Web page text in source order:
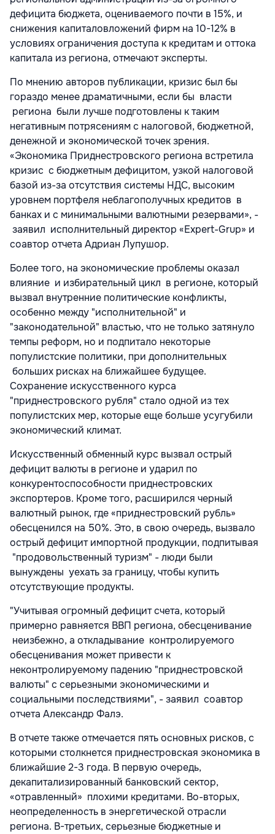
дефицита бюджета, оцениваемого почти в 15%, и
снижения капиталовложений фирм на 10-12% в
условиях ограничения доступа к кредитам и оттока
капитала из региона, отмечают эксперты.
По мнению авторов публикации, кризис был бы
гораздо менее драматичными, если бы власти
региона были лучше подготовлены к таким
негативным потрясениям с налоговой, бюджетной,
денежной и экономической точек зрения.
«Экономика Приднестровского региона встретила
кризис с бюджетным дефицитом, узкой налоговой
базой из-за отсутствия системы НДС, высоким
уровнем портфеля неблагополучных кредитов в
банках и с минимальными валютными резервами», -
заявил исполнительный директор «Expert-Grup» и
соавтор отчета Адриан Лупушор.
Более того, на экономические проблемы оказал
влияние и избирательный цикл в регионе, который
вызвал внутренние политические конфликты,
особенно между "исполнительной" и
"законодательной" властью, что не только затянуло
темпы реформ, но и подпитало некоторые
популистские политики, при дополнительных
больших рисках на ближайшее будущее.
Сохранение искусственного курса
"приднестровского рубля" стало одной из тех
популистских мер, которые еще больше усугубили
экономический климат.
Искусственный обменный курс вызвал острый
дефицит валюты в регионе и ударил по
конкурентоспособности приднестровских
экспортеров. Кроме того, расширился черный
валютный рынок, где «приднестровский рубль»
обесценился на 50%. Это, в свою очередь, вызвало
острый дефицит импортной продукции, подпитывая
"продовольственный туризм" - люди были
вынуждены уехать за границу, чтобы купить
отсутствующие продукты.
"Учитывая огромный дефицит счета, который
примерно равняется ВВП региона, обесценивание
неизбежно, а откладывание контролируемого
обесценивания может привести к
неконтролируемому падению "приднестровской
валюты" с серьезными экономическими и
социальными последствиями", - заявил соавтор
отчета Александр Фалэ.
В отчете также отмечается пять основных рисков, с
которыми столкнется приднестровская экономика в
ближайшие 2-3 года. В первую очередь,
декапитализированный банковский сектор,
«отравленный» плохими кредитами. Во-вторых,
неопределенность в энергетической отрасли
региона. В-третьих, серьезные бюджетные и